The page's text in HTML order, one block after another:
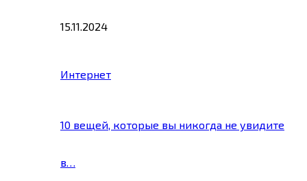
15.11.2024
Интернет
10 вещей, которые вы никогда не увидите
в…